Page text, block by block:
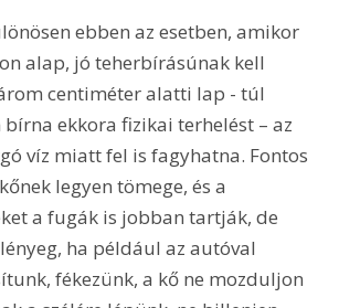
ebben az esetben, amikor
alap, jó teherbírásúnak kell
centiméter alatti lap - túl
bírna ekkora fizikai terhelést – az
víz miatt fel is fagyhatna. Fontos
legyen tömege, és a
a fugák is jobban tartják, de
ha például az autóval
fékezünk, a kő ne mozduljon